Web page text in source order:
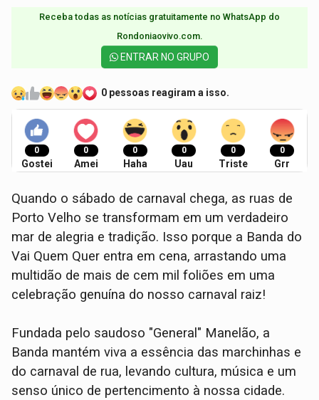
Receba todas as notícias gratuitamente no WhatsApp do
Rondoniaovivo.com.​
ENTRAR NO GRUPO
0 pessoas reagiram a isso.
0
Gostei
0
Amei
0
Haha
0
Uau
0
Triste
0
Grr
Quando o sábado de carnaval chega, as ruas de
Porto Velho se transformam em um verdadeiro
mar de alegria e tradição. Isso porque a Banda do
Vai Quem Quer entra em cena, arrastando uma
multidão de mais de cem mil foliões em uma
celebração genuína do nosso carnaval raiz!
Fundada pelo saudoso "General" Manelão, a
Banda mantém viva a essência das marchinhas e
do carnaval de rua, levando cultura, música e um
senso único de pertencimento à nossa cidade.